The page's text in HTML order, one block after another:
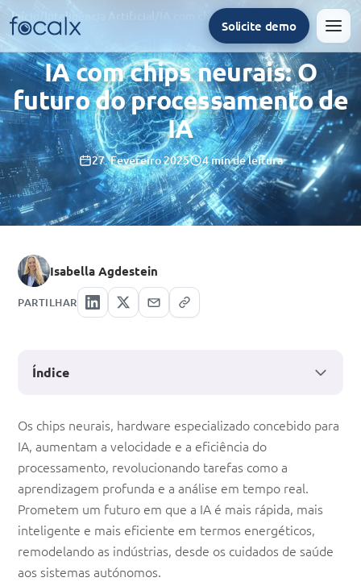
Solicite demo
Início Inteligência Artificial
IA com chips neurais: O
futuro do processamento de
IA
27. Fevereiro 2025 4 min de leitura
Isabella Agdestein
PARTILHAR
IA
com
chips
neurais:
O
futuro
Os chips neurais, hardware especializado concebido para
IA, aumentam a velocidade e a eficiência do
processamento, revolucionando tarefas como a
aprendizagem profunda e a análise em tempo real.
Prometem um futuro em que a IA é mais rápida, mais
inteligente e mais eficiente em termos energéticos,
remodelando as indústrias, desde os cuidados de saúde
aos sistemas autónomos.
Índice